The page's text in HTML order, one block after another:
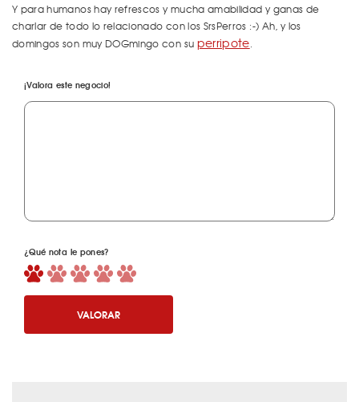
Y para humanos hay refrescos y mucha amabilidad y ganas de
charlar de todo lo relacionado con los SrsPerros :-) Ah, y los
domingos son muy DOGmingo con su perripote.
¡Valora este negocio!
¿Qué nota le pones?
VALORAR